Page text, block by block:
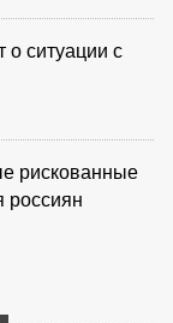
о ситуации с
рискованные
россиян